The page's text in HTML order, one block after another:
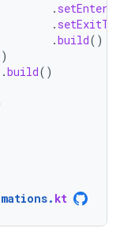
.
.
.build()
)
.build()
. kt